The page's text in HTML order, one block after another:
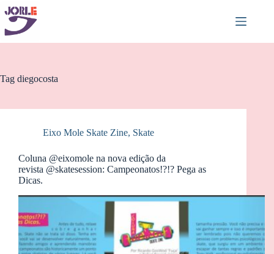
Pular
para
conteúdo
Tag diegocosta
Eixo Mole Skate Zine, Skate
Coluna @eixomole na nova edição da
revista @skatesession: Campeonatos!?!? Pega as
Dicas.